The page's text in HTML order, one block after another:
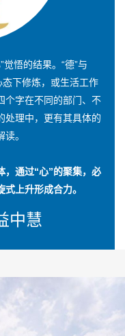
觉悟的结果。“德”与
态下修炼，或生活工作
个字在不同的部门、不
处理中，更有其具体的
。
，通过“心”的聚集，必
上升形成合力。
中慧